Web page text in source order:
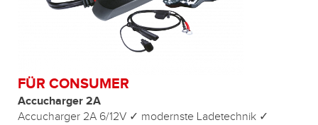
FÜR CONSUMER
Accucharger 2A
Accucharger 2A 6/12V ✓ modernste Ladetechnik ✓